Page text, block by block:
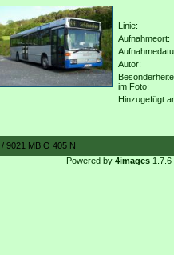
Linie:
Aufnahmeort:
Autor:
im Foto:
Hinzugefügt
/ 9021 MB O 405 N
Powered by 4images1.7.6